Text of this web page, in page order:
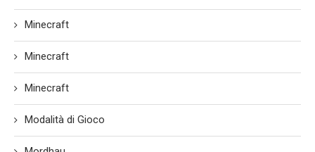
Minecraft
Minecraft
Minecraft
Modalità di Gioco